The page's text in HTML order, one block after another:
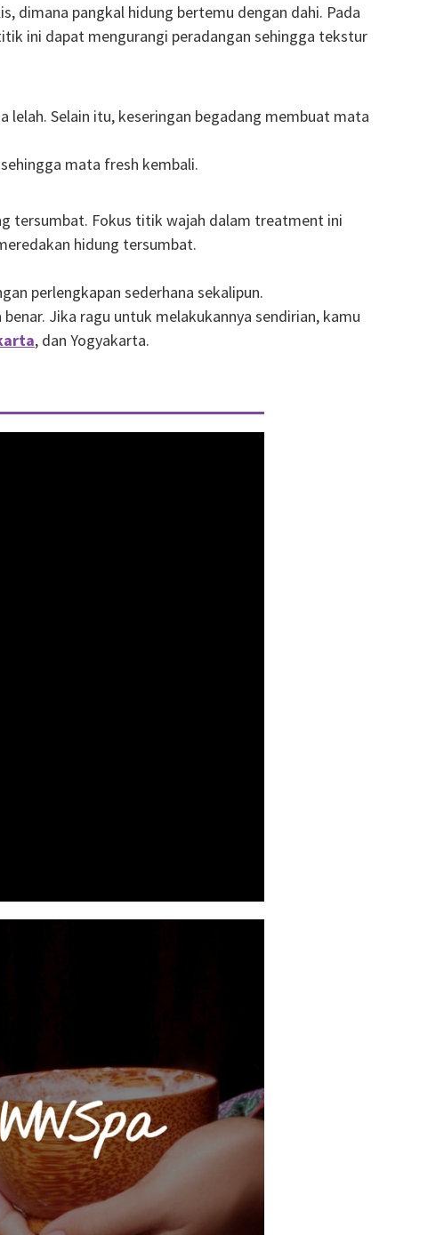
dimana pangkal hidung bertemu dengan dahi. Pada
ini dapat mengurangi peradangan sehingga tekstur
Selain itu, keseringan begadang membuat mata
mata fresh kembali.
tersumbat. Fokus titik wajah dalam treatment ini
hidung tersumbat.
perlengkapan sederhana sekalipun.
Jika ragu untuk melakukannya sendirian, kamu
, dan Yogyakarta.